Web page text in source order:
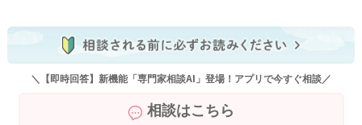
綿棒浣腸をしてあげてみてください。
いかがでしょうか？
＼【即時回答】新機能「専門家相談AI」登場！アプリで今すぐ相談／
相談はこちら